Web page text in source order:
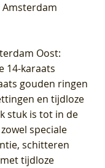
Oost:
14-karaats
gouden ringen
en tijdloze
stuk is tot in de
speciale
schitteren
tijdloze